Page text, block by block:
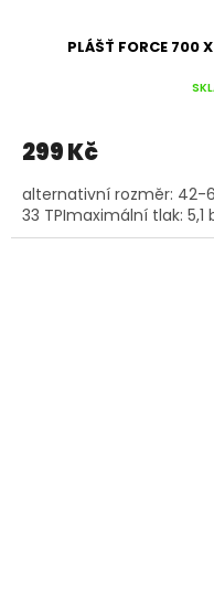
PLÁŠŤ FORCE 700
299 Kč
alternativní rozměr: 42-
33 TPImaximální tlak: 5,1